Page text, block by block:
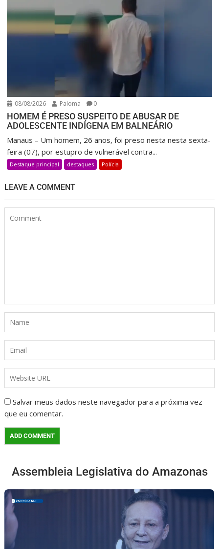
08/08/2026 Paloma 0
HOMEM É PRESO SUSPEITO DE ABUSAR DE
ADOLESCENTE INDÍGENA EM BALNEÁRIO
Manaus – Um homem, 26 anos, foi preso nesta nesta sexta-
feira (07), por estupro de vulnerável contra...
Destaque principal destaques Polícia
LEAVE A COMMENT
Salvar meus dados neste navegador para a próxima vez
que eu comentar.
Assembleia Legislativa do Amazonas